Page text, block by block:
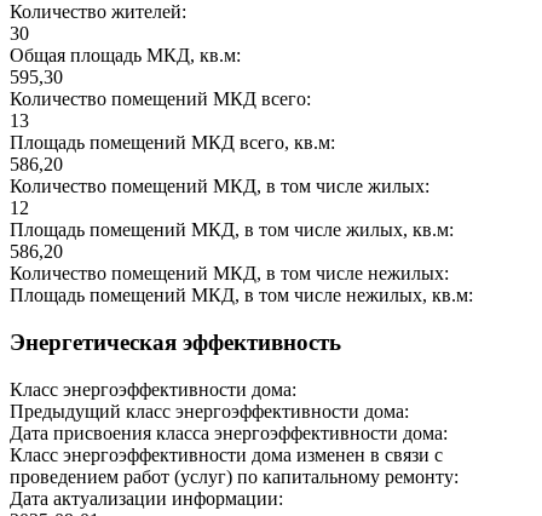
Количество жителей:
30
Общая площадь МКД, кв.м:
595,30
Количество помещений МКД всего:
13
Площадь помещений МКД всего, кв.м:
586,20
Количество помещений МКД, в том числе жилых:
12
Площадь помещений МКД, в том числе жилых, кв.м:
586,20
Количество помещений МКД, в том числе нежилых:
Площадь помещений МКД, в том числе нежилых, кв.м:
Энергетическая эффективность
Класс энергоэффективности дома:
Предыдущий класс энергоэффективности дома:
Дата присвоения класса энергоэффективности дома:
Класс энергоэффективности дома изменен в связи с
проведением работ (услуг) по капитальному ремонту:
Дата актуализации информации: